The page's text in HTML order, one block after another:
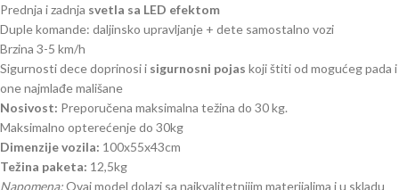
Prednja i zadnja svetla sa LED efektom
Duple komande: daljinsko upravljanje + dete samostalno vozi
Brzina 3-5 km/h
Sigurnosti dece doprinosi i sigurnosni pojas koji štiti od mogućeg pada i
one najmlađe mališane
Nosivost: Preporučena maksimalna težina do 30 kg.
Maksimalno opterećenje do 30kg
Dimenzije vozila: 100x55x43cm
Težina paketa: 12,5kg
Napomena:Ovaj model dolazi sa najkvalitetnijim materijalima i u skladu